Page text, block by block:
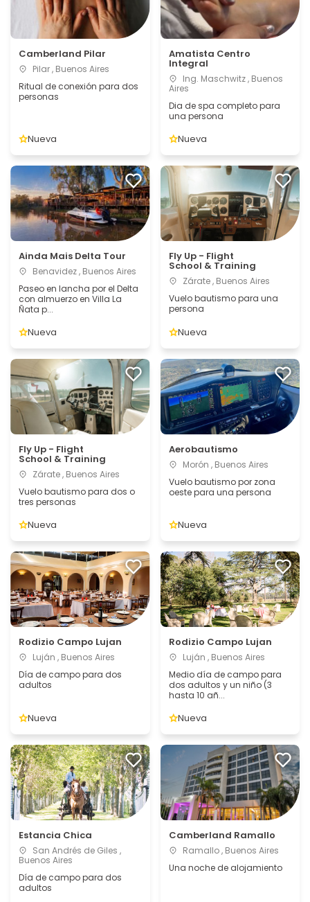
Camberland Pilar
Pilar , Buenos Aires
Ritual de conexión para dos
personas
Nueva
Amatista Centro
Integral
Ing. Maschwitz , Buenos
Aires
Dia de spa completo para
una persona
Nueva
Ainda Mais Delta Tour
Benavidez , Buenos Aires
Paseo en lancha por el Delta
con almuerzo en Villa La
Ñata p...
Nueva
Fly Up - Flight
School & Training
Zárate , Buenos Aires
Vuelo bautismo para una
persona
Nueva
Fly Up - Flight
School & Training
Zárate , Buenos Aires
Vuelo bautismo para dos o
tres personas
Nueva
Aerobautismo
Morón , Buenos Aires
Vuelo bautismo por zona
oeste para una persona
Nueva
Rodizio Campo Lujan
Luján , Buenos Aires
Día de campo para dos
adultos
Nueva
Rodizio Campo Lujan
Luján , Buenos Aires
Medio día de campo para
dos adultos y un niño (3
hasta 10 añ...
Nueva
Estancia Chica
San Andrés de Giles ,
Buenos Aires
Día de campo para dos
adultos
Camberland Ramallo
Ramallo , Buenos Aires
Una noche de alojamiento